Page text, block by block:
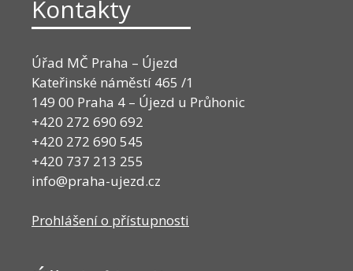
Kontakty
Úřad MČ Praha – Újezd
Kateřinské náměstí 465 /1
149 00 Praha 4 – Újezd u Průhonic
+420 272 690 692
+420 272 690 545
+420 737 213 255
info@praha-ujezd.cz
Prohlášení o přístupnosti